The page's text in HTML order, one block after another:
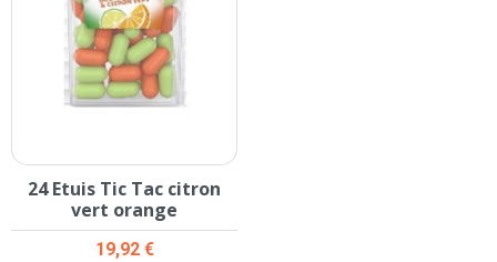
24 Etuis Tic Tac citron
vert orange
Prix
19,92 €